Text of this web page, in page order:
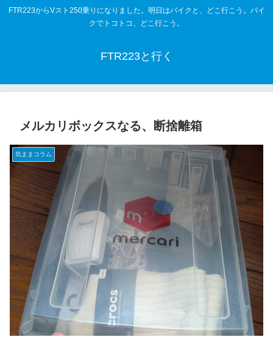
FTR223からVスト250乗りになりました。明日はバイクと、どこ行こう。バイ
クでトコトコ、どこ行こう。
FTR223と行く
メルカリボックスなる、断捨離箱
気ままコラム